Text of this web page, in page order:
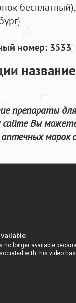
бесплатный),
номер: 3533
препараты
Вы